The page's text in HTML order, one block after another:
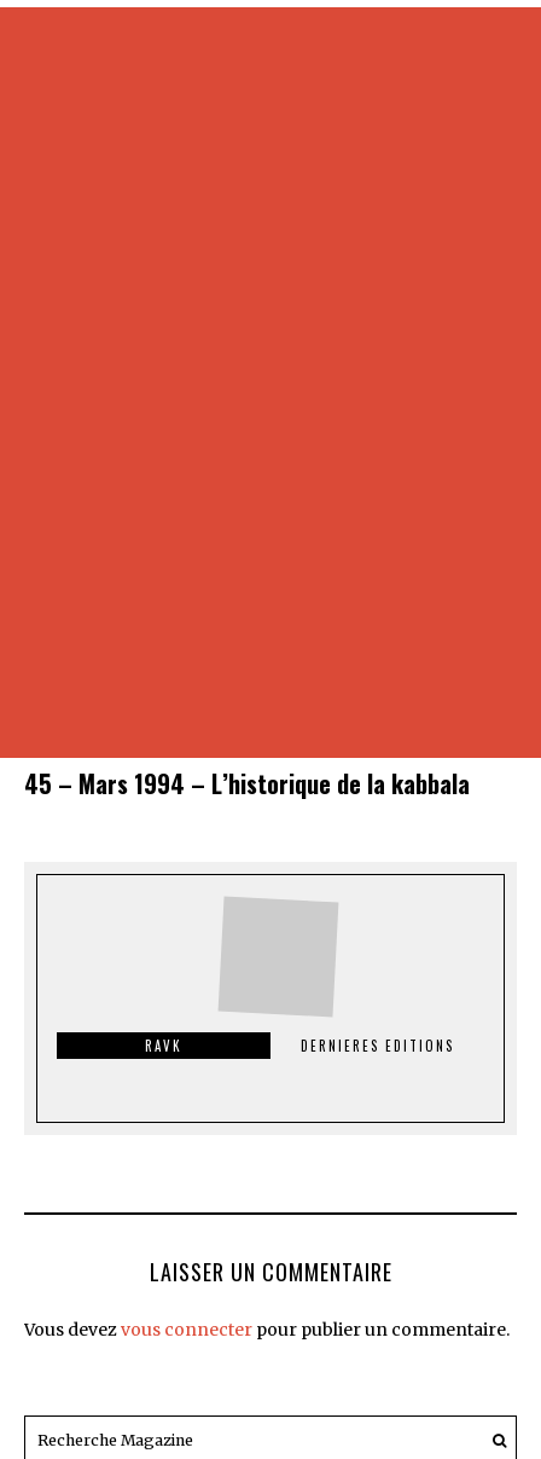
45 – Mars 1994 – L’historique de la kabbala
RAVK DERNIERES EDITIONS
LAISSER UN COMMENTAIRE
Vous devezvous connecter pour publier un commentaire.